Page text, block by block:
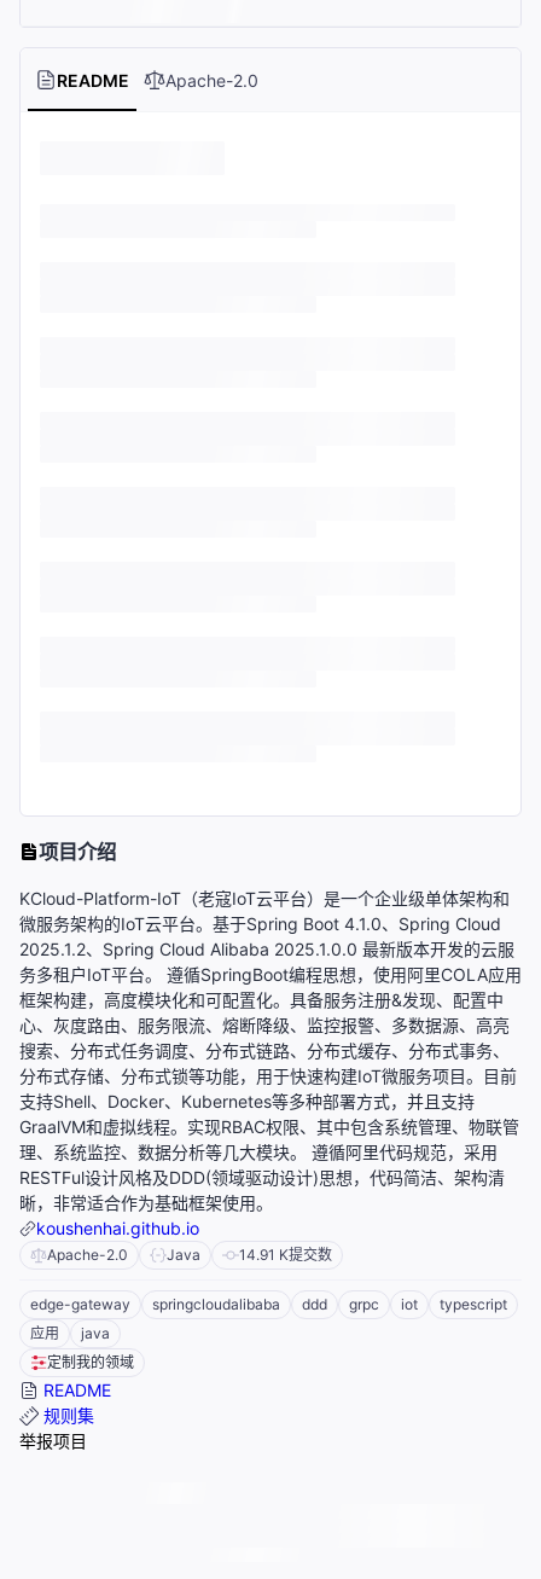
README Apache-2.0
项目介绍
KCloud-Platform-IoT（老寇IoT云平台）是一个企业级单体架构和
微服务架构的IoT云平台。基于Spring Boot 4.1.0、Spring Cloud
2025.1.2、Spring Cloud Alibaba 2025.1.0.0 最新版本开发的云服
务多租户IoT平台。 遵循SpringBoot编程思想，使用阿里COLA应用
框架构建，高度模块化和可配置化。具备服务注册&发现、配置中
心、灰度路由、服务限流、熔断降级、监控报警、多数据源、高亮
搜索、分布式任务调度、分布式链路、分布式缓存、分布式事务、
分布式存储、分布式锁等功能，用于快速构建IoT微服务项目。目前
支持Shell、Docker、Kubernetes等多种部署方式，并且支持
GraalVM和虚拟线程。实现RBAC权限、其中包含系统管理、物联管
理、系统监控、数据分析等几大模块。 遵循阿里代码规范，采用
RESTFul设计风格及DDD(领域驱动设计)思想，代码简洁、架构清
晰，非常适合作为基础框架使用。
koushenhai.github.io
Apache-2.0 Java 14.91 K提交数
edge-gateway springcloudalibaba ddd grpc iot
typescript
应用
java
定制我的领域
README
规则集
举报项目